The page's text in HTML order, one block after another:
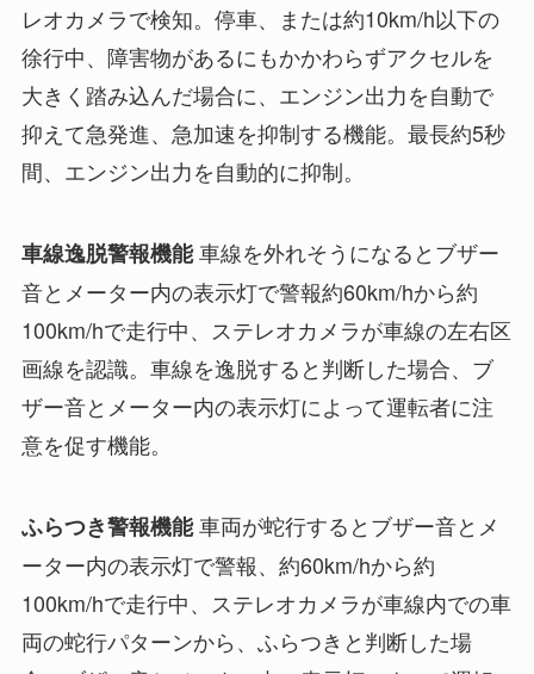
レオカメラで検知。停車、または約10km/h以下の
徐行中、障害物があるにもかかわらずアクセルを
大きく踏み込んだ場合に、エンジン出力を自動で
抑えて急発進、急加速を抑制する機能。最長約5秒
間、エンジン出力を自動的に抑制。
車線逸脱警報機能車線を外れそうになるとブザー
音とメーター内の表示灯で警報約60km/hから約
100km/hで走行中、ステレオカメラが車線の左右区
画線を認識。車線を逸脱すると判断した場合、ブ
ザー音とメーター内の表示灯によって運転者に注
意を促す機能。
ふらつき警報機能車両が蛇行するとブザー音とメ
ーター内の表示灯で警報、約60km/hから約
100km/hで走行中、ステレオカメラが車線内での車
両の蛇行パターンから、ふらつきと判断した場